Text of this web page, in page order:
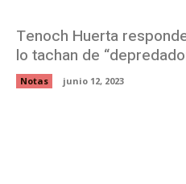
Tenoch Huerta
lo tachan de
Notas junio 12, 2023